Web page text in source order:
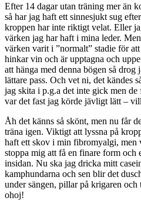
Efter 14 dagar utan träning mer än
så har jag haft ett sinnesjukt sug
kroppen har inte riktigt velat. Eller
värken jag har haft i mina leder.
värken varit i ”normalt” stadie för
hinkar vin och är upptagna och
att hänga med denna bögen så
lättare pass. Och vet ni, det kändes
jag skita i p.g.a det inte gick men
var det fast jag körde jävligt lätt –
Åh det känns så skönt, men nu får
träna igen. Viktigt att lyssna på
haft ett skov i min fibromyalgi, men
stoppa mig att få en finare form och
insidan. Nu ska jag dricka mitt
kamphundarna och sen blir det
under sängen, pillar på krigaren
ohoj!